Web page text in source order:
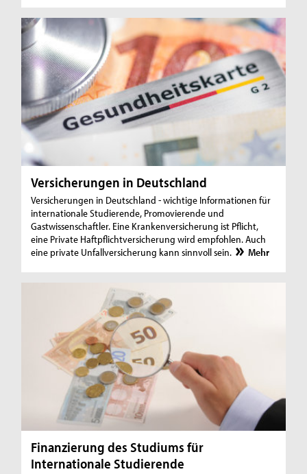
Versicherungen in Deutschland
Versicherungen in Deutschland - wichtige Informationen für
internationale Studierende, Promovierende und
Gastwissenschaftler. Eine Krankenversicherung ist Pflicht,
eine Private Haftpflichtversicherung wird empfohlen. Auch
eine private Unfallversicherung kann sinnvoll sein.
Mehr
Finanzierung des Studiums für
Internationale Studierende